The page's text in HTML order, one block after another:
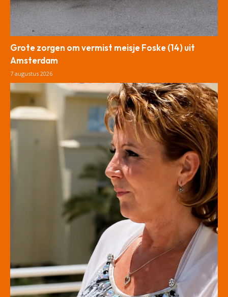
Grote zorgen om vermist meisje Foske (14) uit
Amsterdam
7 augustus 2026